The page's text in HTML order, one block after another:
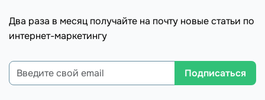
Два раза в месяц получайте на почту новые статьи по
интернет-маркетингу
Подписаться